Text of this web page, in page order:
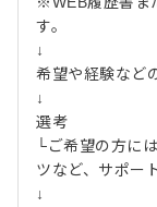
す。
↓
希望や経験など
↓
選考
└ご希望の方に
ツなど、サポー
↓